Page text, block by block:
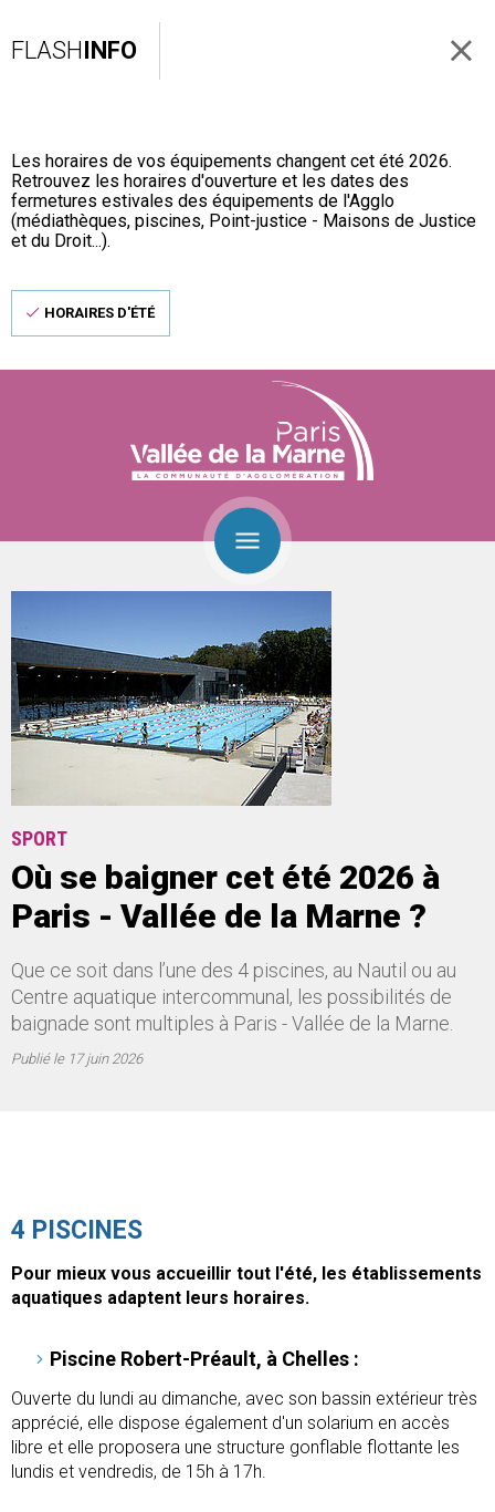
FLASHINFO
Les horaires de vos équipements changent cet été 2026.
Retrouvez les horaires d'ouverture et les dates des
fermetures estivales des équipements de l'Agglo
(médiathèques, piscines, Point-justice - Maisons de Justice
et du Droit...).
HORAIRES D'ÉTÉ
SPORT
Où se baigner cet été 2026 à
Paris - Vallée de la Marne ?
Que ce soit dans l’une des 4 piscines, au Nautil ou au
Centre aquatique intercommunal, les possibilités de
baignade sont multiples à Paris - Vallée de la Marne.
Publié le17 juin 2026
4 PISCINES
Pour mieux vous accueillir tout l'été, les établissements
aquatiques adaptent leurs horaires.
Piscine Robert-Préault, à Chelles :
Ouverte du lundi au dimanche, avec son bassin extérieur très
apprécié, elle dispose également d'un solarium en accès
libre et elle proposera une structure gonflable flottante les
lundis et vendredis, de 15h à 17h.